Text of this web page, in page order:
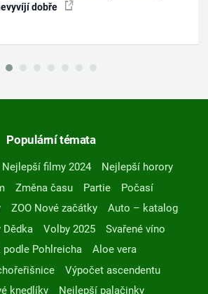
dobře
Populární témata
Nejlepší filmy 2024
Nejlepší horory
Změna času Partie
Počasí
ZOO Nové začátky
Auto – katalog
Dědka
Volby 2025
Svařené víno
podle Pohlreicha
Aloe vera
Výpočet ascendentu
knedlíky
Nejlepší palačinky